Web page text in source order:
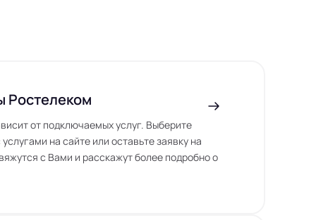
Ростелеком
от подключаемых услуг. Выберите
на сайте или оставьте заявку на
с Вами и расскажут более подробно о